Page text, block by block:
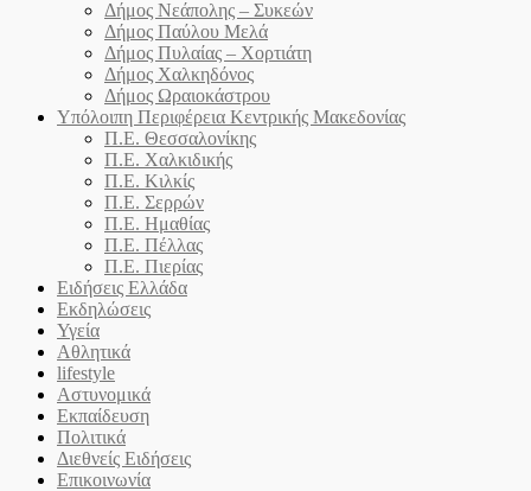
Δήμος Νεάπολης – Συκεών
Δήμος Παύλου Μελά
Δήμος Πυλαίας – Χορτιάτη
Δήμος Χαλκηδόνος
Δήμος Ωραιοκάστρου
Υπόλοιπη Περιφέρεια Κεντρικής Μακεδονίας
Π.Ε. Θεσσαλονίκης
Π.Ε. Χαλκιδικής
Π.Ε. Κιλκίς
Π.Ε. Σερρών
Π.Ε. Ημαθίας
Π.Ε. Πέλλας
Π.Ε. Πιερίας
Ειδήσεις Ελλάδα
Εκδηλώσεις
Υγεία
Αθλητικά
lifestyle
Αστυνομικά
Εκπαίδευση
Πολιτικά
Διεθνείς Ειδήσεις
Επικοινωνία